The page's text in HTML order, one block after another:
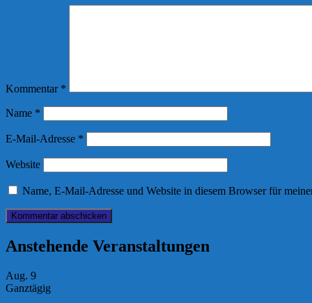
Kommentar *
Name *
E-Mail-Adresse *
Website
Name, E-Mail-Adresse und Website in diesem Browser für
Anstehende Veranstaltungen
Aug. 9
Ganztägig